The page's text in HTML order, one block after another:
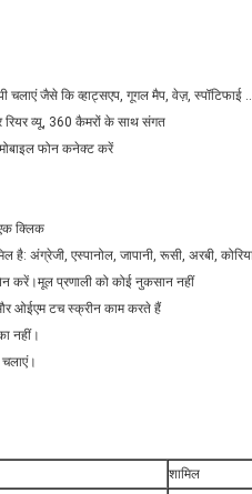
चलाएं जैसे कि व्हाट्सएप, गूगल मैप, वेज़, स्पॉटिफाई
व्यू, 360 कैमरों के साथ संगत
मोबाइल फोन कनेक्ट करें
क्लिक
है: अंग्रेजी, एस्पानोल, जापानी, रूसी, अरबी,
करें।मूल प्रणाली को कोई नुकसान नहीं
ओईएम टच स्क्रीन काम करते हैं
नहीं।
शामिल